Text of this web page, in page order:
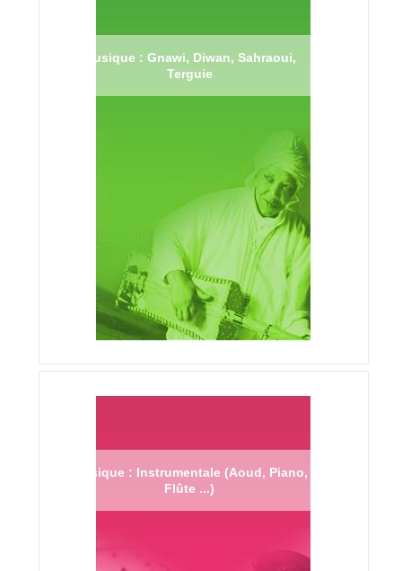
Musique : Gnawi, Diwan, Sahraoui,
Terguie
Musique : Instrumentale (Aoud, Piano,
Flûte ...)